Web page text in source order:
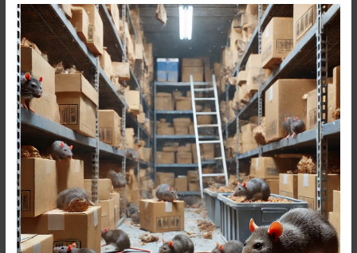
شركة
مكافحة
الفئران
فى
جمعية
عرابي
الأقرب
اليك